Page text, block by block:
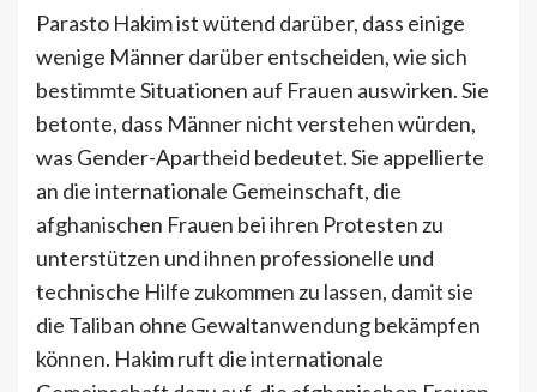
Parasto Hakim ist wütend darüber, dass einige
wenige Männer darüber entscheiden, wie sich
bestimmte Situationen auf Frauen auswirken. Sie
betonte, dass Männer nicht verstehen würden,
was Gender-Apartheid bedeutet. Sie appellierte
an die internationale Gemeinschaft, die
afghanischen Frauen bei ihren Protesten zu
unterstützen und ihnen professionelle und
technische Hilfe zukommen zu lassen, damit sie
die Taliban ohne Gewaltanwendung bekämpfen
können. Hakim ruft die internationale